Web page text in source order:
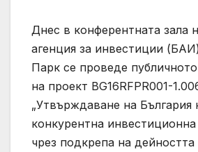
Днес в конферентната зала
агенция за инвестиции
Парк се проведе
на проект BG16RFPR001-
„Утвърждаване на България
конкурентна
чрез подкрепа на дейността